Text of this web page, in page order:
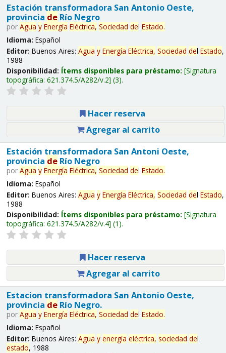
Estación transformadora San Antonio Oeste,
provincia deRío Negro
por Agua y Energía Eléctrica, Sociedad del Estado.
Idioma: Español
Editor: Buenos Aires: Agua y Energía Eléctrica, Sociedad del Estado,
1988
Disponibilidad: Ítems disponibles para préstamo: Signatura
topográfica: 621.374.5/A282/v.2 (3).
Hacer reserva
Agregar al carrito
Estación transformadora San Antoni Oeste,
provincia deRío Negro
por Agua y Energía Eléctrica, Sociedad del Estado.
Idioma: Español
Editor: Buenos Aires: Agua y Energía Eléctrica, Sociedad del Estado,
1988
Disponibilidad: Ítems disponibles para préstamo: Signatura
topográfica: 621.374.5/A282/v.4 (1).
Hacer reserva
Agregar al carrito
Estacion transformadora San Antonio Oeste,
provincia deRío Negro.
por Agua y Energía Eléctrica, Sociedad del Estado.
Idioma: Español
Editor: Buenos Aires: Agua y energía eléctrica, sociedad del
estado, 1988